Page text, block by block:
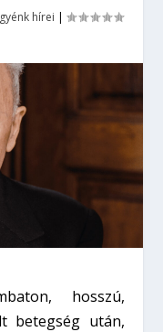
hírei |
hosszú,
betegség után,